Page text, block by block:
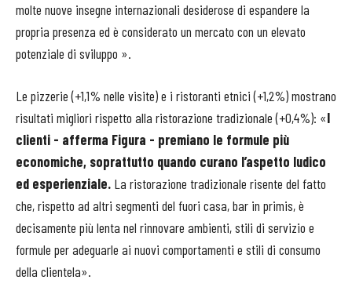
molte nuove insegne internazionali desiderose di espandere la
propria presenza ed è considerato un mercato con un elevato
potenziale di sviluppo ».
Le pizzerie (+1,1% nelle visite) e i ristoranti etnici (+1,2%) mostrano
risultati migliori rispetto alla ristorazione tradizionale (+0,4%): «I
clienti - afferma Figura - premiano le formule più
economiche, soprattutto quando curano l’aspetto ludico
ed esperienziale. La ristorazione tradizionale risente del fatto
che, rispetto ad altri segmenti del fuori casa, bar in primis, è
decisamente più lenta nel rinnovare ambienti, stili di servizio e
formule per adeguarle ai nuovi comportamenti e stili di consumo
della clientela».